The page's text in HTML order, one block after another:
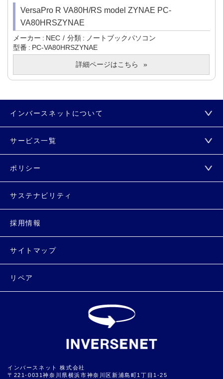
VersaPro R VA80H/RS model ZYNAE PC-
VA80HRSZYNAE
メーカー NEC 分類
ノートブックパソコン
型番
PC-VA80HRSZYNAE
詳細ページはこちら
インバースネットについて
サービス一覧
ポリシー
サステナビリティ
採用情報
サイトマップ
リペア
インバースネット 株式会社
〒221-0031神奈川県横浜市神奈川区新浦島町1丁目1-25